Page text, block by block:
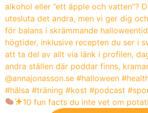
10 fun facts du inte vet om